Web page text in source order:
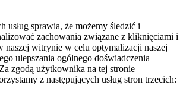
usług sprawia, że możemy śledzić i
zachowania związane z kliknięciami i
naszej witrynie w celu optymalizacji naszej
ulepszania ogólnego doświadczenia
zgodą użytkownika na tej stronie
z następujących usług stron trzecich: